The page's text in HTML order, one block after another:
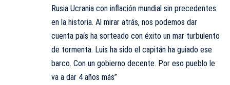
Rusia Ucrania con inflación mundial sin precedentes
en la historia. Al mirar atrás, nos podemos dar
cuenta país ha sorteado con éxito un mar turbulento
de tormenta. Luis ha sido el capitán ha guiado ese
barco. Con un gobierno decente. Por eso pueblo le
va a dar 4 años más”